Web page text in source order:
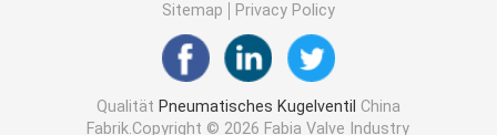
Sitemap
Privacy Policy
Qualität Pneumatisches Kugelventil China
Fabrik.Copyright © 2026 Fabia Valve Industry